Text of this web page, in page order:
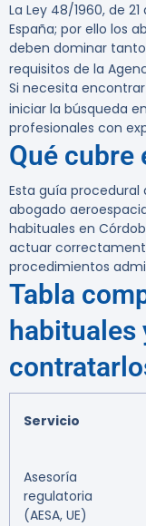
La Ley 48/1960, de
España; por ello los
deben dominar
requisitos de la
Si necesita
iniciar la búsqueda en
profesionales con
Qué cubre
Esta guía
abogado
habituales en
actuar
procedimientos
Tabla
habituales
Servicio
Asesoría
regulatoria
(AESA, UE)